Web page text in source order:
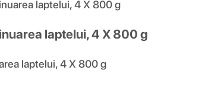
laptelui, 4 X 800 g
laptelui, 4 X 800 g